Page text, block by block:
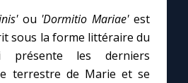
du mois
nœuds
ou 'Dormitio Mariae'est
sous la forme littéraire du
présente les derniers
terrestre de Marie et se